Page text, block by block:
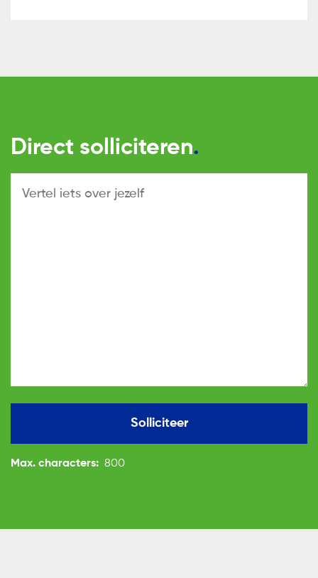
Direct solliciteren
Solliciteer
Max. characters: 800